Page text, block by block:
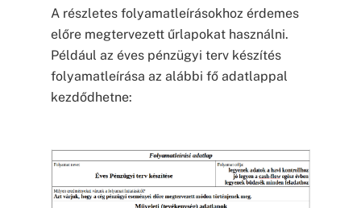
A részletes folyamatleírásokhoz érdemes
előre megtervezett űrlapokat használni.
Például az éves pénzügyi terv készítés
folyamatleírása az alábbi fő adatlappal
kezdődhetne: